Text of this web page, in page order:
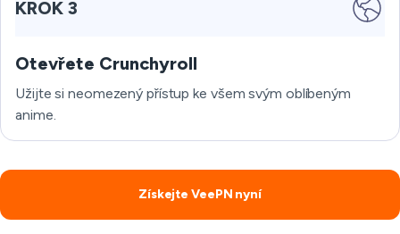
KROK 3
Otevřete Crunchyroll
Užijte si neomezený přístup ke všem svým oblíbeným
anime.
Získejte VeePN nyní